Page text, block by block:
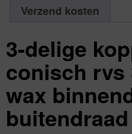
buitendraad
Aantal
1
aantal
Verzend kosten
3-delige
conisch rvs
wax